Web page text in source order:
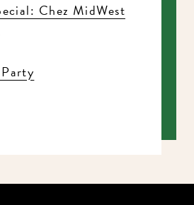
Chez MidWest